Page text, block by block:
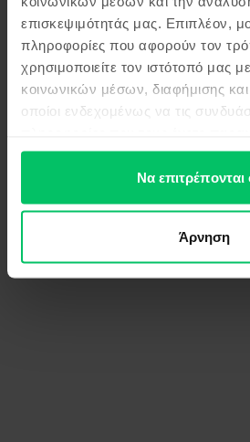
επισκεψιμότητάς μας. Επιπλέον,
πληροφορίες που αφορούν τον
χρησιμοποιείτε τον ιστότοπό μας
κοινωνικών μέσων, διαφήμισης
οποίοι ενδεχομένως να τις
έχουν συλλέξει σε σχέση με την
των υπηρεσιών τους.Να επιτρέπονται
Άρνηση